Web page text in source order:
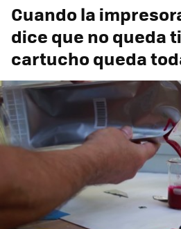
Cuando la
dice que no queda
cartucho queda